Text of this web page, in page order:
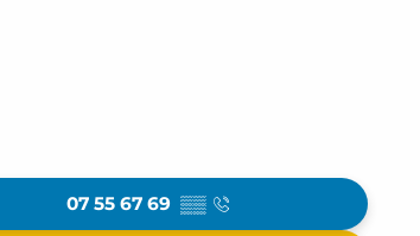
07 55 67 69 ▒▒